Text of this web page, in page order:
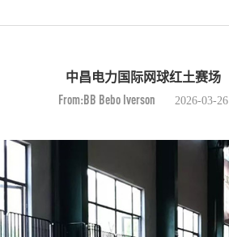
中昌电力国际网球红土赛场
From:BB Bebo Iverson 2026-03-26